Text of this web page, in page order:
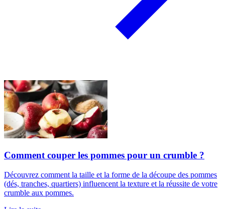
Comment couper les pommes pour un crumble ?
Découvrez comment la taille et la forme de la découpe des pommes
(dés, tranches, quartiers) influencent la texture et la réussite de votre
crumble aux pommes.